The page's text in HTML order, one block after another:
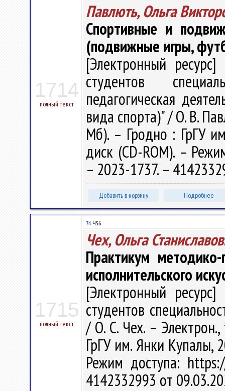
1714
полный текст
Павлють, Ольга
Спортивные и
(подвижные игры,
[Электронный
студентов
педагогическая
вида спорта)" / О. В.
Мб). – Гродно : ГрГУ
диск (CD-ROM). –
– 2023-1737. –
Добавить в корзину Подробнее
1715
полный текст
74 Ч56
Чех, Ольга
Практикум методико-
исполнительского
[Электронный
студентов
/ О. С. Чех. –
ГрГУ им. Янки Купалы,
Режим доступа:
4142332993 от